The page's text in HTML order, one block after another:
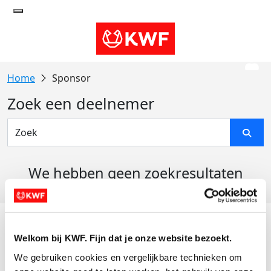
Welkom bij KWF. Fijn dat je onze website bezoekt.
We gebruiken cookies en vergelijkbare technieken om
Sponsor
Zoek een deelnemer
We hebben geen zoekresultaten
Actiematerialen
Evenementen